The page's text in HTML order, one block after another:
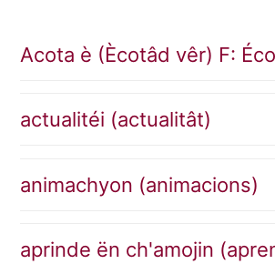
Acota è (Ècotâd vêr) F:
actualitéi (actualitât)
animachyon (animacions)
aprinde ën ch'amojin